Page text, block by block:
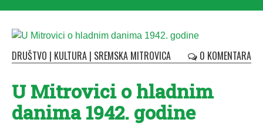
DRUŠTVO | KULTURA | SREMSKA MITROVICA 0 KOMENTARA
U Mitrovici o hladnim
danima 1942. godine